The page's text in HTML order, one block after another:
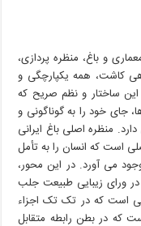
و باغ، منظره پردازی،
کاشت، همه یکپارچگی و
ساختار و نظم صریح که
جای خود را به گوناگونی و
منظره اصلی باغ ایرانی
است که انسان را به تأمل
می آورد. در این محور،
ورای زیبایی طبیعت جلب
است که در تک تک اجزاء
که در بطن رابطه متقابل